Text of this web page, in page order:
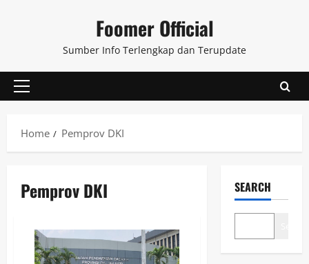
Foomer Official
Sumber Info Terlengkap dan Terupdate
Primary
Home
Pemprov DKI
Pemprov DKI SEARCH